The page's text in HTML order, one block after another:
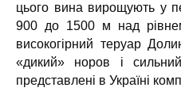
цього вина вирощують у
900 до 1500 м над
високогірний теруар
«дикий» норов і
представлені в Україні